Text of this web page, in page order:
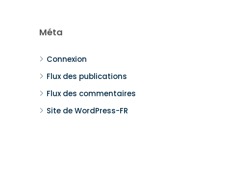
Méta
Connexion
Flux des publications
Flux des commentaires
Site de WordPress-FR